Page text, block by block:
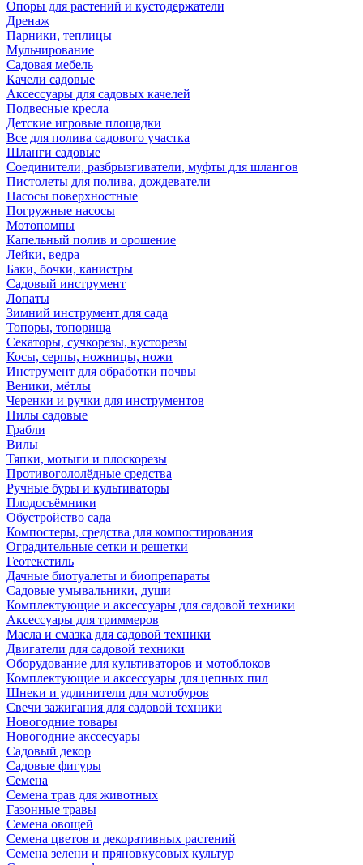
Опоры для растений и кустодержатели
Дренаж
Парники, теплицы
Мульчирование
Садовая мебель
Качели садовые
Аксессуары для садовых качелей
Подвесные кресла
Детские игровые площадки
Все для полива садового участка
Шланги садовые
Соединители, разбрызгиватели, муфты для шлангов
Пистолеты для полива, дождеватели
Насосы поверхностные
Погружные насосы
Мотопомпы
Капельный полив и орошение
Лейки, ведра
Баки, бочки, канистры
Садовый инструмент
Лопаты
Зимний инструмент для сада
Топоры, топорища
Секаторы, сучкорезы, кусторезы
Косы, серпы, ножницы, ножи
Инструмент для обработки почвы
Веники, мётлы
Черенки и ручки для инструментов
Пилы садовые
Грабли
Вилы
Тяпки, мотыги и плоскорезы
Противогололёдные средства
Ручные буры и культиваторы
Плодосъёмники
Обустройство сада
Компостеры, средства для компостирования
Оградительные сетки и решетки
Геотекстиль
Дачные биотуалеты и биопрепараты
Садовые умывальники, души
Комплектующие и аксессуары для садовой техники
Аксессуары для триммеров
Масла и смазка для садовой техники
Двигатели для садовой техники
Оборудование для культиваторов и мотоблоков
Комплектующие и аксессуары для цепных пил
Шнеки и удлинители для мотобуров
Свечи зажигания для садовой техники
Новогодние товары
Новогодние акссесуары
Садовый декор
Садовые фигуры
Семена
Семена трав для животных
Газонные травы
Семена овощей
Семена цветов и декоративных растений
Семена зелени и пряновкусовых культур